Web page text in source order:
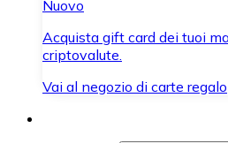
Nuovo
Acquista gift card dei tuoi
criptovalute.
Vai al negozio di carte regalo